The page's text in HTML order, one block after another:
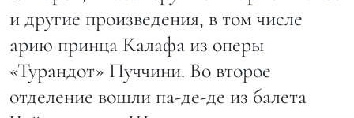
и другие произведения, в том числе
арию принца Калафа из оперы
«Турандот» Пуччини. Во второе
отделение вошли па-де-де из балета